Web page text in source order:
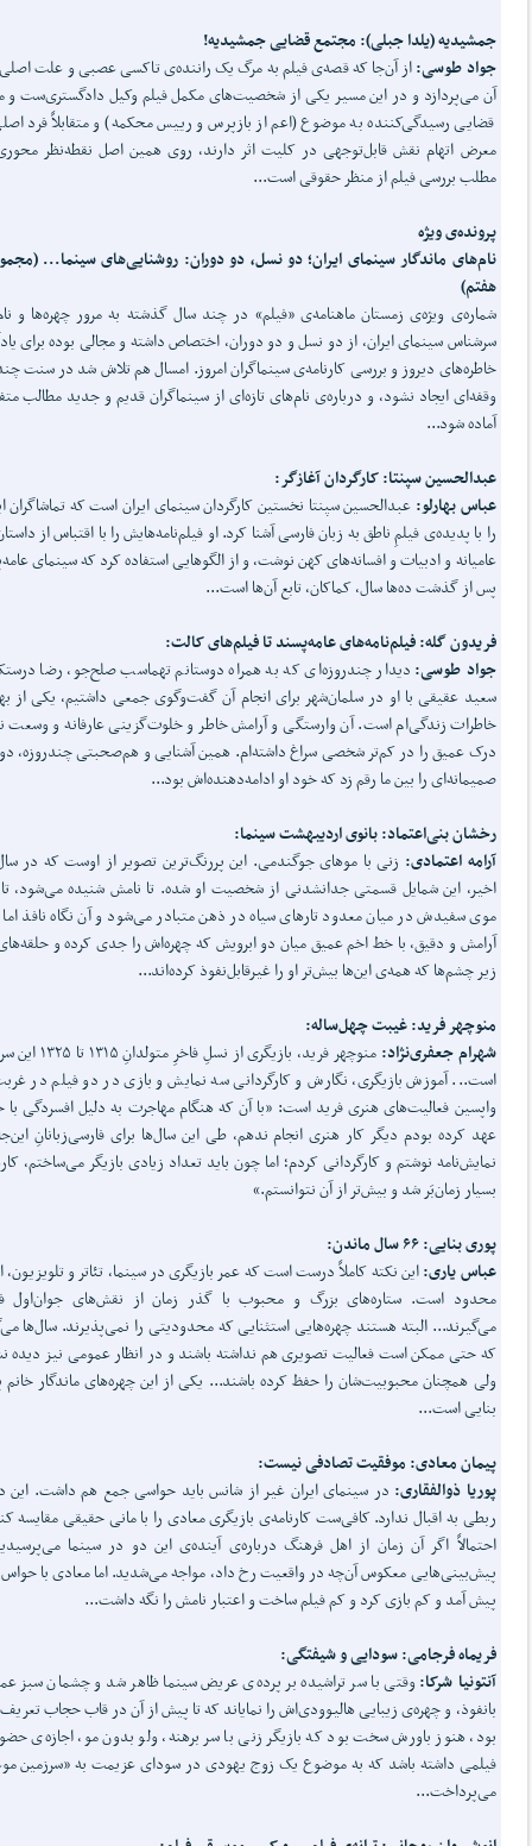
جمشیدیه (یلدا جبلی): مجتمع قضایی جمشیدیه!
جواد طوسی:از آن‌جا که قصه‌ی فیلم به مرگ یک راننده‌ی تاکسی عصبی و علت اصلی
آن می‌پردازد و در این مسیر یکی از شخصیت‌های مکمل فیلم وکیل دادگستری‌ست و
قضایی رسیدگی‌کننده به موضوع (اعم از بازپرس و رییس محکمه) و متقابلاً فرد
معرض اتهام نقش قابل‌توجهی در کلیت اثر دارند، روی همین اصل نقطه‌نظر
مطلب بررسی فیلم از منظر حقوقی است...
پرونده‌ی ویژه
نام‌های ماندگار سینمای ایران؛ دو نسل، دو دوران: روشنایی‌های سینما...
هفتم)
شماره‌ی ویژه‌ی زمستان ماهنامه‌ی «فیلم» در چند سال گذشته به مرور چهره‌ها و
سرشناس سینمای ایران، از دو نسل و دو دوران، اختصاص داشته و مجالی بوده برای
خاطره‌های دیروز و بررسی کارنامه‌ی سینماگران امروز. امسال هم تلاش شد در سنت
وقفه‌ای ایجاد نشود، و درباره‌ی نام‌های تازه‌ای از سینماگران قدیم و جدید مطالب
آماده شود...
عبدالحسین سپنتا: کارگردان آغازگر:
عباس بهارلو: عبدالحسین سپنتا نخستین کارگردان سینمای ایران است که تماشاگران
را با پدیده‌ی فیلمِ ناطق به زبان فارسی آشنا کرد. او فیلم‌نامه‌هایش را با اقتباس از
عامیانه و ادبیات و افسانه‌های کهن نوشت، و از الگوهایی استفاده کرد که سینمای
پس از گذشت ده‌ها سال، کماکان، تابع آن‌ها است...
فریدون گله: فیلم‌نامه‌های عامه‌پسند تا فیلم‌های کالت:
جواد طوسی: دیدار چندروزه‌ای که به همراه دوستانم تهماسب صلح‌جو، رضا
سعید عقیقی با او در سلمان‌شهر برای انجام آن گفت‌وگوی جمعی داشتیم، یکی از
خاطرات زندگی‌ام است. آن وارستگی و آرامش خاطر و خلوت‌گزینی عارفانه و وسعت
درک عمیق را در کم‌تر شخصی سراغ داشته‌ام. همین آشنایی و هم‌صحبتی چندروزه،
صمیمانه‌ای را بین ما رقم زد که خود او ادامه‌دهنده‌اش بود...
رخشان بنی‌اعتماد: بانوی اردیبهشت سینما:
آرامه اعتمادی: زنی با موهای جوگندمی. این پررنگ‌ترین تصویر از اوست که در
اخیر، این شمایل قسمتی جدانشدنی از شخصیت او شده. تا نامش شنیده می‌شود،
موی سفیدش در میان معدود تارهای سیاه در ذهن متبادر می‌شود و آن نگاه نافذ اما
آرامش و دقیق، با خط اخم عمیق میان دو ابرویش که چهره‌اش را جدی کرده و
زیر چشم‌ها که همه‌ی این‌ها بیش‌تر او را غیرقابل‌نفوذ کرده‌اند...
منوچهر فرید: غیبت چهل‌ساله:
شهرام جعفری‌نژاد:
منوچهر فرید، بازیگری از نسلِ فاخرِ
است... آموزش بازیگری، نگارش و کارگردانی سه نمایش و بازی در دو فیلم در
واپسین فعالیت‌های هنری فرید است: «با آن که هنگام مهاجرت به دلیل افسردگی
عهد کرده بودم دیگر کار هنری انجام ندهم، طی این سال‌ها برای فارسی‌زبانانِ
نمایش‌نامه نوشتم و کارگردانی کردم؛ اما چون باید تعداد زیادی بازیگر می‌ساختم،
بسیار زمان‌بَر شد و بیش‌تر از آن نتوانستم.»
پوری بنایی: ۶۶ سال ماندن:
عباس یاری:این نکته کاملاً درست است که عمر بازیگری در سینما، تئاتر و
محدود است. ستاره‌های بزرگ و محبوب با گذر زمان از نقش‌های جوان‌اول
می‌گیرند... البته هستند چهره‌هایی استثنایی که محدودیتی را نمی‌پذیرند. سال‌ها
که حتی ممکن است فعالیت تصویری هم نداشته باشند و در انظار عمومی نیز دیده
ولی همچنان محبوبیت‌شان را حفظ کرده باشند... یکی از این چهره‌های ماندگار
بنایی است...
پیمان معادی: موفقیت تصادفی نیست:
پوریا ذوالفقاری: در سینمای ایران غیر از شانس باید حواسی جمع هم داشت. این
ربطی به اقبال ندارد. کافی‌ست کارنامه‌ی بازیگری معادی را با مانی حقیقی مقایسه
احتمالاً اگر آن زمان از اهل فرهنگ درباره‌ی آینده‌ی این دو در سینما
پیش‌بینی‌هایی معکوس آن‌چه در واقعیت رخ داد، مواجه می‌شدید. اما معادی با
پیش آمد و کم بازی کرد و کم فیلم ساخت و اعتبار نامش را نگه داشت...
فریماه فرجامی: سودایی و شیفتگی:
آنتونیا شرکا: وقتی با سر تراشیده بر پرده‌ی عریض سینما ظاهر شد و چشمان سبز
بانفوذ، و چهره‌ی زیبایی هالیوودی‌اش را نمایاند که تا پیش از آن در قاب حجاب
بود، هنوز باورش سخت بود که بازیگر زنی با سر برهنه، ولو بدون مو، اجازه‌ی
فیلمی داشته باشد که به موضوع یک زوج یهودی در سودای عزیمت به «سرزمین
می‌پرداخت...